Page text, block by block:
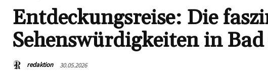
Entdeckungsreise: Die
Sehenswürdigkeiten in
redaktion 30.05.2026